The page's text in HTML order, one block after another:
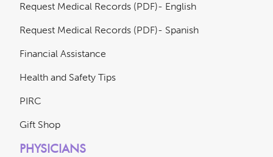
Request Medical Records (PDF)- English
Request Medical Records (PDF)- Spanish
Financial Assistance
Health and Safety Tips
PIRC
Gift Shop
PHYSICIANS